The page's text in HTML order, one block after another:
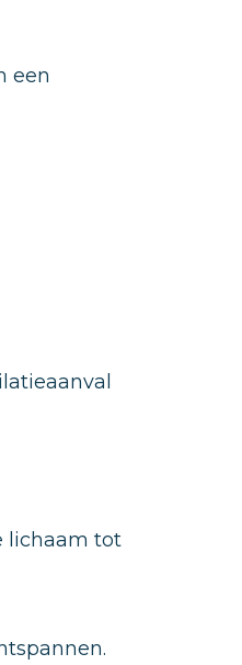
een
lichaam tot